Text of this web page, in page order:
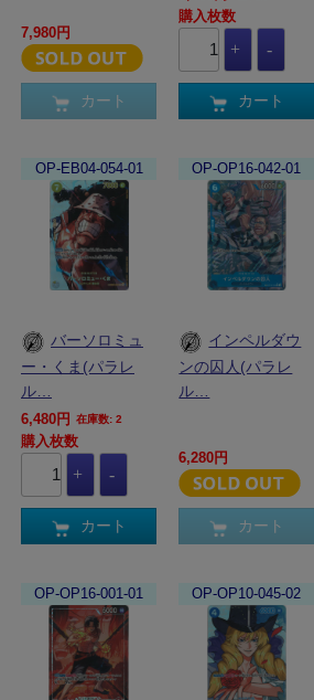
7,980円
カート
購入枚数
カート
OP-EB04-054-01
バーソロミュ
ー・くま(パラレ
ル…
6,480円 在庫数: 2
購入枚数
カート
OP-OP16-042-01
インペルダウ
ンの囚人(パラレ
ル…
6,280円
カート
OP-OP16-001-01 OP-OP10-045-02